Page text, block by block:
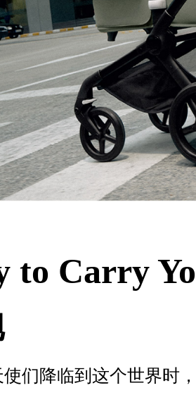
to Carry
们降临到这个世界时，